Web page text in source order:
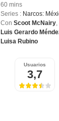
60 mins
Series : Narcos:
Con Scoot McNairy
Luis Gerardo
Luisa Rubino
Usuarios
3,7